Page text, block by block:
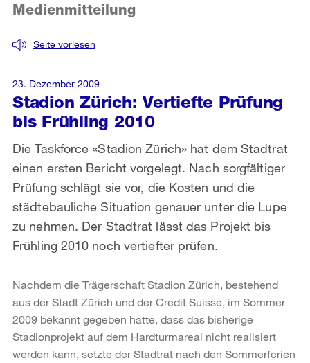
Stadion Zürich: Vertiefte Prüfung
bis Frühling 2010
Seite vorlesen
Medienmitteilung
Die Taskforce «Stadion Zürich» hat dem Stadtrat
einen ersten Bericht vorgelegt. Nach sorgfältiger
Prüfung schlägt sie vor, die Kosten und die
städtebauliche Situation genauer unter die Lupe
zu nehmen. Der Stadtrat lässt das Projekt bis
Frühling 2010 noch vertiefter prüfen.
23. Dezember 2009
Nachdem die Trägerschaft Stadion Zürich, bestehend
aus der Stadt Zürich und der Credit Suisse, im Sommer
2009 bekannt gegeben hatte, dass das bisherige
Stadionprojekt auf dem Hardturmareal nicht realisiert
werden kann, setzte der Stadtrat nach den Sommerferien